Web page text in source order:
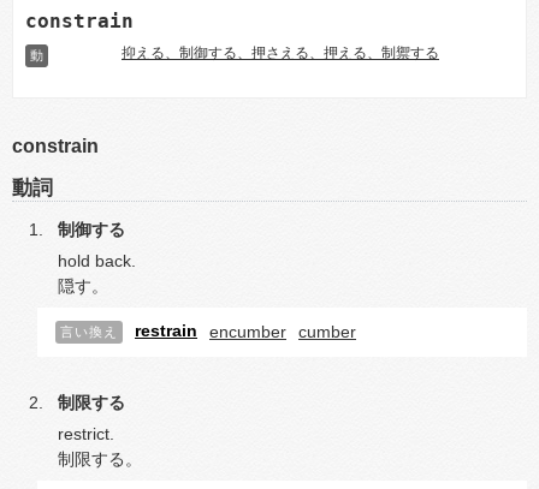
constrain
動 抑える、制御する、押さえる、押える、制禦する
constrain
動詞
制御する
hold back.
隠す。
言い換え restrain encumber cumber
制限する
restrict.
制限する。